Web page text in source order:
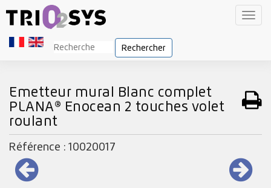
Rechercher
Emetteur mural Blanc complet
PLANA® Enocean 2 touches volet
roulant
Référence : 10020017